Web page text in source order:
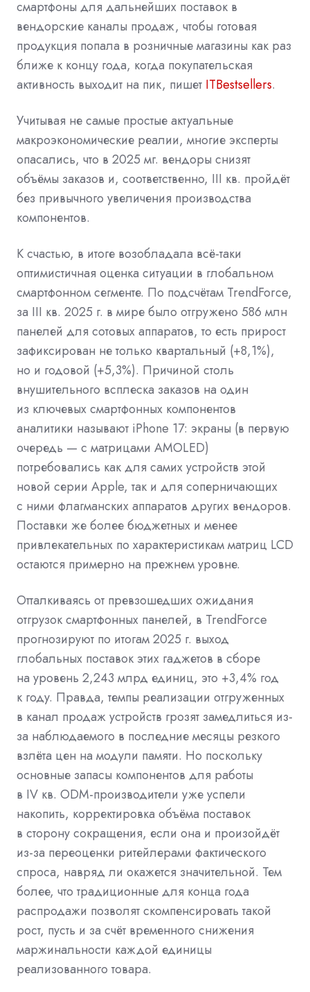
смартфоны для дальнейших поставок в
вендорские каналы продаж, чтобы готовая
продукция попала в розничные магазины как раз
ближе к концу года, когда покупательская
активность выходит на пик, пишет ITBestsellers.
Учитывая не самые простые актуальные
макроэкономические реалии, многие эксперты
опасались, что в 2025 мг. вендоры снизят
объёмы заказов и, соответственно, III кв. пройдёт
без привычного увеличения производства
компонентов.
К счастью, в итоге возобладала всё-таки
оптимистичная оценка ситуации в глобальном
смартфонном сегменте. По подсчётам TrendForce,
за III кв. 2025 г. в мире было отгружено 586 млн
панелей для сотовых аппаратов, то есть прирост
зафиксирован не только квартальный (+8,1%),
но и годовой (+5,3%). Причиной столь
внушительного всплеска заказов на один
из ключевых смартфонных компонентов
аналитики называют iPhone 17: экраны (в первую
очередь — с матрицами AMOLED)
потребовались как для самих устройств этой
новой серии Apple, так и для соперничающих
с ними флагманских аппаратов других вендоров.
Поставки же более бюджетных и менее
привлекательных по характеристикам матриц LCD
остаются примерно на прежнем уровне.
Отталкиваясь от превзошедших ожидания
отгрузок смартфонных панелей, в TrendForce
прогнозируют по итогам 2025 г. выход
глобальных поставок этих гаджетов в сборе
на уровень 2,243 млрд единиц, это +3,4% год
к году. Правда, темпы реализации отгруженных
в канал продаж устройств грозят замедлиться из-
за наблюдаемого в последние месяцы резкого
взлёта цен на модули памяти. Но поскольку
основные запасы компонентов для работы
в IV кв. ODM-производители уже успели
накопить, корректировка объёма поставок
в сторону сокращения, если она и произойдёт
из-за переоценки ритейлерами фактического
спроса, навряд ли окажется значительной. Тем
более, что традиционные для конца года
распродажи позволят скомпенсировать такой
рост, пусть и за счёт временного снижения
маржинальности каждой единицы
реализованного товара.